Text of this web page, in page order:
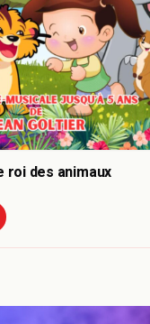
roi des animaux